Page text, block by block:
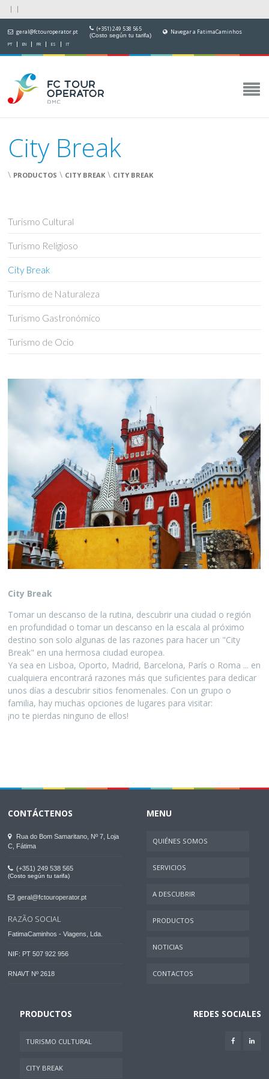
geral@fctouroperator.pt (+351) 249 538 565
(Costo según tu tarifa) Navegar a FatimaCaminhos
PT EN FR ES IT
City Break
\ PRODUCTOS \ CITY BREAK \ CITY BREAK
Turismo Cultural
Turismo Religioso
City Break
Turismo de Naturaleza
Turismo Gastronómico
Turismo de Ocio
City Break
Tomar un descanso de la rutina, descubrir una ciudad o región
en profundidad o tomar un descanso en la escala al próximo
destino son solo algunas de las razones para hacer un "City
Break" en una hermosa ciudad europea.
Ya sea en Lisboa, Oporto, Madrid, Barcelona, París o Roma ... en
cualquiera encontrará razones más que suficientes para dedicar
unos días a descubrir sitios fenomenales. Con un grupo o
familia, hay muchas opciones de lugares para visitar:
¡no te pierdas ninguno de ellos!
CONTÁCTENOS
Rua do Bom Samaritano, Nº 7, Loja
C, Fátima
(+351) 249 538 565
(Costo según tu tarifa)
geral@fctouroperator.pt
RAZÃO SOCIAL
FatimaCaminhos - Viagens, Lda.
NIF: PT 507 922 956
RNAVT Nº 2618
MENU
QUIÉNES SOMOS
SERVICIOS
A DESCUBRIR
PRODUCTOS
NOTICIAS
CONTACTOS
PRODUCTOS
TURISMO CULTURAL
CITY BREAK
REDES SOCIALES